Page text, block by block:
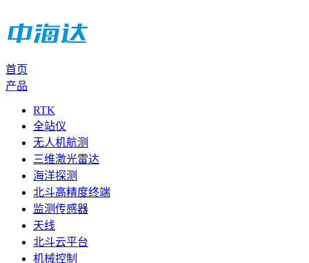
首页
产品
RTK
全站仪
无人机航测
三维激光雷达
海洋探测
北斗高精度终端
监测传感器
天线
北斗云平台
机械控制